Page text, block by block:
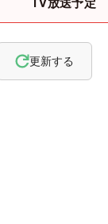
TV放送予定
更新する